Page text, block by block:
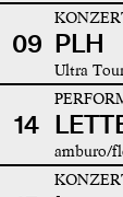
09 PLH
Ultra
14
amburo/